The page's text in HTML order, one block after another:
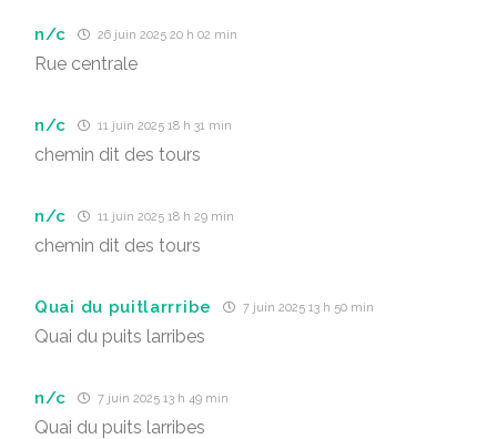
n/c 26 juin 2025 20 h 02 min
Rue centrale
n/c 11 juin 2025 18 h 31 min
chemin dit des tours
n/c 11 juin 2025 18 h 29 min
chemin dit des tours
Quai du puitlarrribe 7 juin 2025 13 h 50 min
Quai du puits larribes
n/c 7 juin 2025 13 h 49 min
Quai du puits larribes